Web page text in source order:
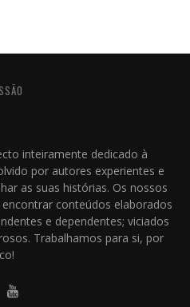
inteiramente dedicado à
por autores experientes e
as suas histórias. Os nossos
conteúdos elaborados
e dependentes; viciados
Trabalhamos para si, por